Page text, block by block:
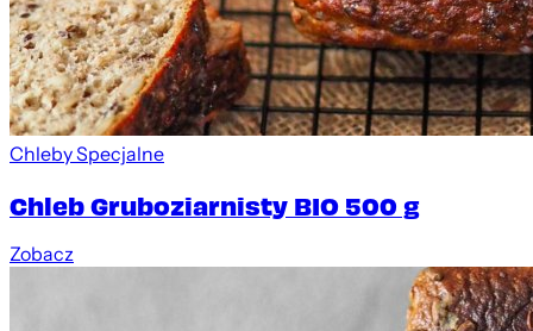
Chleby Specjalne
Chleb Gruboziarnisty BIO 500 g
Zobacz